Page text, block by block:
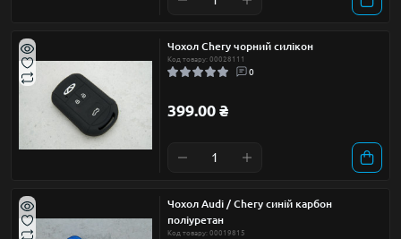
Чохол Chery чорний силікон
Код товару: 00028111
0
399.00 ₴
Чохол Audi / Chery синій карбон
поліуретан
Код товару: 00019815